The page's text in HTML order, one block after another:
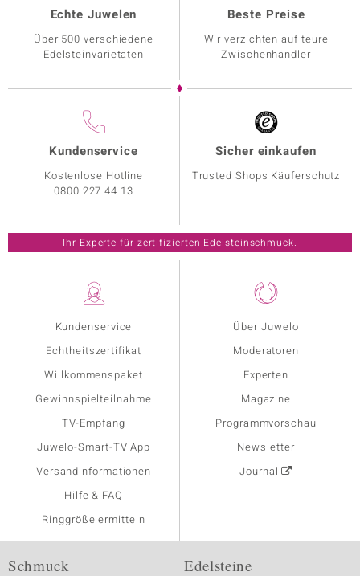
Kundenservice
Echtheitszertifikat
Willkommenspaket
Gewinnspielteilnahme
TV-Empfang
Juwelo-Smart-TV App
Versandinformationen
Hilfe & FAQ
Ringgröße ermitteln
Über Juwelo
Moderatoren
Experten
Magazine
Programmvorschau
Newsletter
Journal
Echte Juwelen
Über 500 verschiedene
Edelsteinvarietäten
Beste Preise
Wir verzichten auf teure
Zwischenhändler
Kundenservice
Kostenlose Hotline
0800 227 44 13
Sicher einkaufen
Trusted Shops Käuferschutz
Ihr Experte für zertifizierten Edelsteinschmuck.
Schmuck Edelsteine